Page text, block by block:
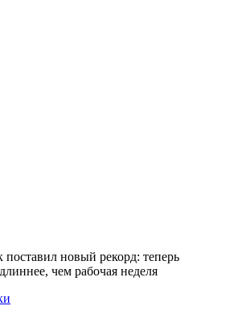
поставил новый рекорд: теперь
чем рабочая неделя